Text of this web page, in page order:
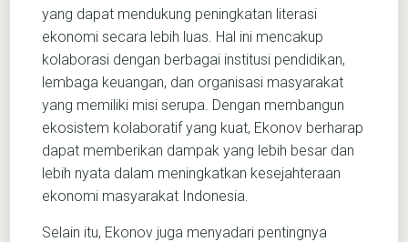
yang dapat mendukung peningkatan literasi
ekonomi secara lebih luas. Hal ini mencakup
kolaborasi dengan berbagai institusi pendidikan,
lembaga keuangan, dan organisasi masyarakat
yang memiliki misi serupa. Dengan membangun
ekosistem kolaboratif yang kuat, Ekonov berharap
dapat memberikan dampak yang lebih besar dan
lebih nyata dalam meningkatkan kesejahteraan
ekonomi masyarakat Indonesia.
Selain itu, Ekonov juga menyadari pentingnya